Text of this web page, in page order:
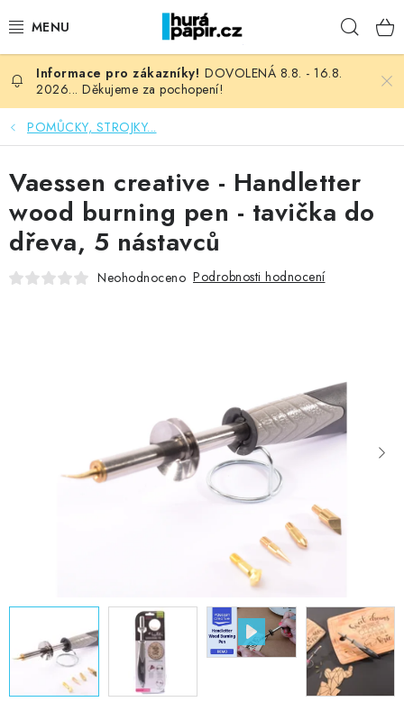
na
NOVINKY
HURÁ DÍLNA
VŠECHNO ZBOŽÍ
KNIHAŘSKÝ MATERIÁL
Moje objednávka
Oblíbené ♥️
Ověřování recenzí
DOVOLENÁ 8.8. - 16.8.
2026... Děkujeme za pochopení!
POMŮCKY, STROJKY...
Vaessen creative - Handletter
wood burning pen - tavička do
dřeva, 5 nástavců
Neohodnoceno Podrobnosti hodnocení